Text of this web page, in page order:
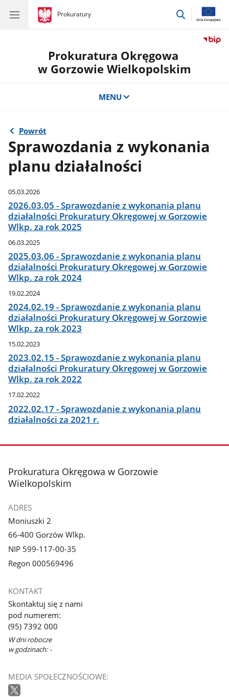
gov.pl
Prokuratury
gov.pl
Prokuratury
przejdź
Prokuratura Okręgowa
w Gorzowie Wielkopolskim
MENU
Powrót
Sprawozdania z wykonania
planu działalności
05.03.2026
2026.03.05 - Sprawozdanie z wykonania planu
działalności Prokuratury Okręgowej w Gorzowie
Wlkp. za rok 2025
06.03.2025
2025.03.06 - Sprawozdanie z wykonania planu
działalności Prokuratury Okręgowej w Gorzowie
Wlkp. za rok 2024
19.02.2024
2024.02.19 - Sprawozdanie z wykonania planu
działalności Prokuratury Okręgowej w Gorzowie
Wlkp. za rok 2023
15.02.2023
2023.02.15 - Sprawozdanie z wykonania planu
działalności Prokuratury Okręgowej w Gorzowie
Wlkp. za rok 2022
17.02.2022
2022.02.17 - Sprawozdanie z wykonania planu
działalności za 2021 r.
stopka
Prokuratura Okręgowa w Gorzowie
Wielkopolskim
ADRES
Moniuszki 2
66-400 Gorzów Wlkp.
NIP 599-117-00-35
Regon 000569496
KONTAKT
Skontaktuj się z nami
pod numerem:
(95) 7392 000
W dni robocze
w godzinach: -
MEDIA SPOŁECZNOŚCIOWE: